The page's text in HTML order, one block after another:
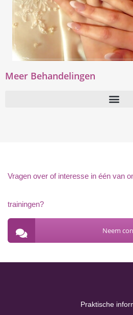
Meer Behandelingen
Vragen over of interesse in één van
trainingen?
Neem
Praktische